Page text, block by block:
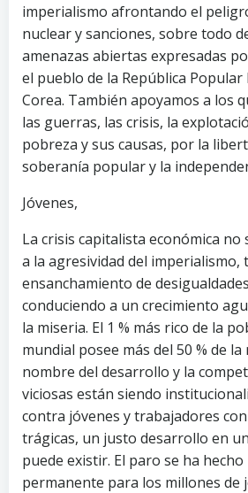
imperialismo afrontando el
nuclear y sanciones, sobre todo
amenazas abiertas expresadas
el pueblo de la República Popular
Corea. También apoyamos a los
las guerras, las crisis, la
pobreza y sus causas, por la
soberanía popular y la
Jóvenes,
La crisis capitalista económica no
a la agresividad del imperialismo,
ensanchamiento de
conduciendo a un crecimiento
la miseria. El 1 % más rico de la
mundial posee más del 50 % de
nombre del desarrollo y la
viciosas están siendo
contra jóvenes y trabajadores
trágicas, un justo desarrollo en
puede existir. El paro se ha
permanente para los millones de